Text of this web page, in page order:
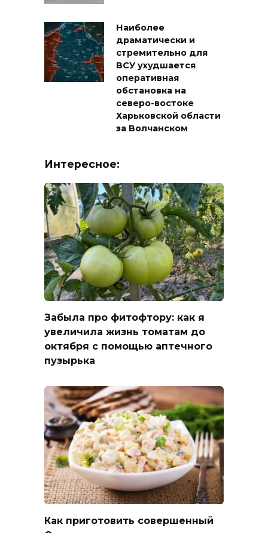
Наиболее
драматически и
стремительно для
ВСУ ухудшается
оперативная
обстановка на
северо-востоке
Харьковской области
за Волчанском
Интересное:
Забыла про фитофтору: как я
увеличила жизнь томатам до
октября с помощью аптечного
пузырька
Как приготовить совершенный